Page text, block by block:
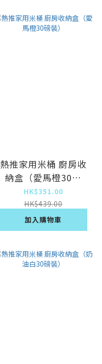
熱推家用米桶 廚房收
納盒（愛馬橙30磅
裝）
HK$351.00
HK$439.00
加入購物車